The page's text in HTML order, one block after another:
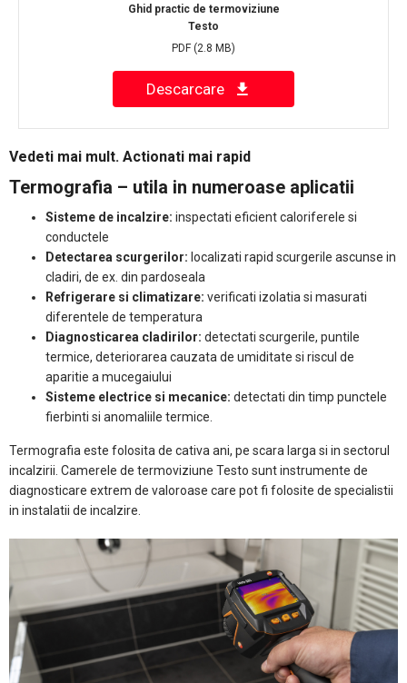
Ghid practic de termoviziune
Testo
PDF (2.8 MB)
Descarcare
Vedeti mai mult. Actionati mai rapid
Termografia – utila in numeroase aplicatii
Sisteme de incalzire: inspectati eficient caloriferele si
conductele
Detectarea scurgerilor: localizati rapid scurgerile ascunse in
cladiri, de ex. din pardoseala
Refrigerare si climatizare: verificati izolatia si masurati
diferentele de temperatura
Diagnosticarea cladirilor: detectati scurgerile, puntile
termice, deteriorarea cauzata de umiditate si riscul de
aparitie a mucegaiului
Sisteme electrice si mecanice: detectati din timp punctele
fierbinti si anomaliile termice.
Termografia este folosita de cativa ani, pe scara larga si in sectorul
incalzirii. Camerele de termoviziune Testo sunt instrumente de
diagnosticare extrem de valoroase care pot fi folosite de specialistii
in instalatii de incalzire.